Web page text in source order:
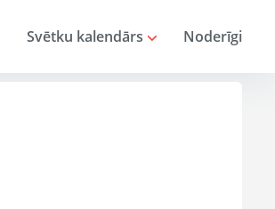
Svētku kalendārs Noderīgi